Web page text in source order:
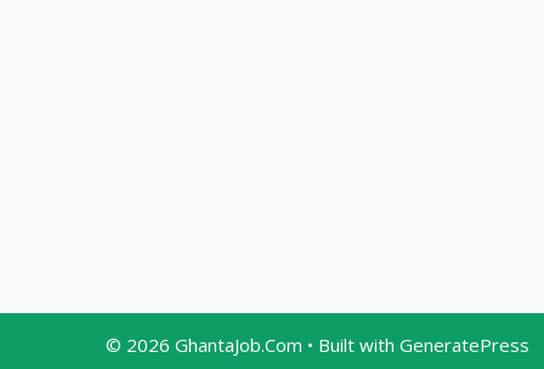
© 2026 GhantaJob.Com • Built with GeneratePress